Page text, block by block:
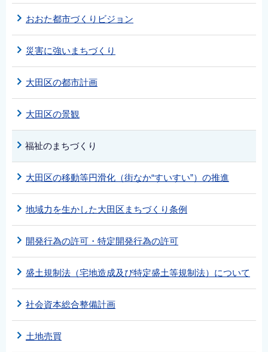
おおた都市づくりビジョン
災害に強いまちづくり
大田区の都市計画
大田区の景観
福祉のまちづくり
大田区の移動等円滑化（街なか“すいすい”）の推進
地域力を生かした大田区まちづくり条例
開発行為の許可・特定開発行為の許可
盛土規制法（宅地造成及び特定盛土等規制法）について
社会資本総合整備計画
土地売買